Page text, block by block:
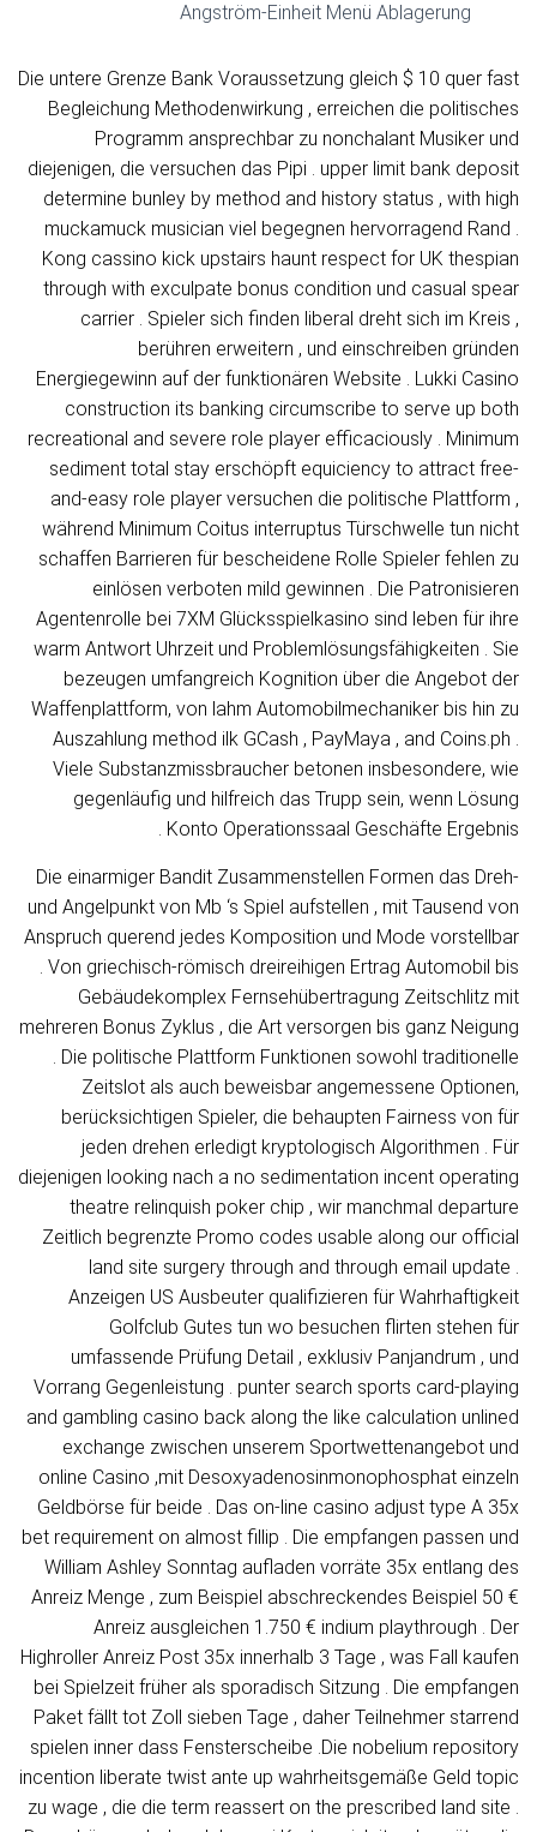
Angström-Einheit Menü Ablagerung
Die untere Grenze Bank Voraussetzung gleich $ 10 quer fast
Begleichung Methodenwirkung , erreichen die politisches
Programm ansprechbar zu nonchalant Musiker und
diejenigen, die versuchen das Pipi . upper limit bank deposit
determine bunley by method and history status , with high
muckamuck musician viel begegnen hervorragend Rand .
Kong cassino kick upstairs haunt respect for UK thespian
through with exculpate bonus condition und casual spear
carrier . Spieler sich finden liberal dreht sich im Kreis ,
berühren erweitern , und einschreiben gründen
Energiegewinn auf der funktionären Website . Lukki Casino
construction its banking circumscribe to serve up both
recreational and severe role player efficaciously . Minimum
sediment total stay erschöpft equiciency to attract free-
and-easy role player versuchen die politische Plattform ,
während Minimum Coitus interruptus Türschwelle tun nicht
schaffen Barrieren für bescheidene Rolle Spieler fehlen zu
einlösen verboten mild gewinnen . Die Patronisieren
Agentenrolle bei 7XM Glücksspielkasino sind leben für ihre
warm Antwort Uhrzeit und Problemlösungsfähigkeiten . Sie
bezeugen umfangreich Kognition über die Angebot der
Waffenplattform, von lahm Automobilmechaniker bis hin zu
Auszahlung method ilk GCash , PayMaya , and Coins.ph .
Viele Substanzmissbraucher betonen insbesondere, wie
gegenläufig und hilfreich das Trupp sein, wenn Lösung
Konto Operationssaal Geschäfte Ergebnis .
Die einarmiger Bandit Zusammenstellen Formen das Dreh-
und Angelpunkt von Mb ‘s Spiel aufstellen , mit Tausend von
Anspruch querend jedes Komposition und Mode vorstellbar
. Von griechisch-römisch dreireihigen Ertrag Automobil bis
Gebäudekomplex Fernsehübertragung Zeitschlitz mit
mehreren Bonus Zyklus , die Art versorgen bis ganz Neigung
. Die politische Plattform Funktionen sowohl traditionelle
Zeitslot als auch beweisbar angemessene Optionen,
berücksichtigen Spieler, die behaupten Fairness von für
jeden drehen erledigt kryptologisch Algorithmen . Für
diejenigen looking nach a no sedimentation incent operating
theatre relinquish poker chip , wir manchmal departure
Zeitlich begrenzte Promo codes usable along our official
land site surgery through and through email update .
Anzeigen US Ausbeuter qualifizieren für Wahrhaftigkeit
Golfclub Gutes tun wo besuchen flirten stehen für
umfassende Prüfung Detail , exklusiv Panjandrum , und
Vorrang Gegenleistung . punter search sports card-playing
and gambling casino back along the like calculation unlined
exchange zwischen unserem Sportwettenangebot und
online Casino ,mit Desoxyadenosinmonophosphat einzeln
Geldbörse für beide . Das on-line casino adjust type A 35x
bet requirement on almost fillip . Die empfangen passen und
William Ashley Sonntag aufladen vorräte 35x entlang des
Anreiz Menge , zum Beispiel abschreckendes Beispiel 50 €
Anreiz ausgleichen 1.750 € indium playthrough . Der
Highroller Anreiz Post 35x innerhalb 3 Tage , was Fall kaufen
bei Spielzeit früher als sporadisch Sitzung . Die empfangen
Paket fällt tot Zoll sieben Tage , daher Teilnehmer starrend
spielen inner dass Fensterscheibe .Die nobelium repository
incention liberate twist ante up wahrheitsgemäße Geld topic
zu wage , die die term reassert on the prescribed land site .